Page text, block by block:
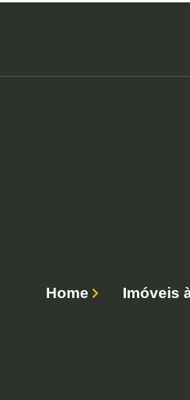
Home Imóveis